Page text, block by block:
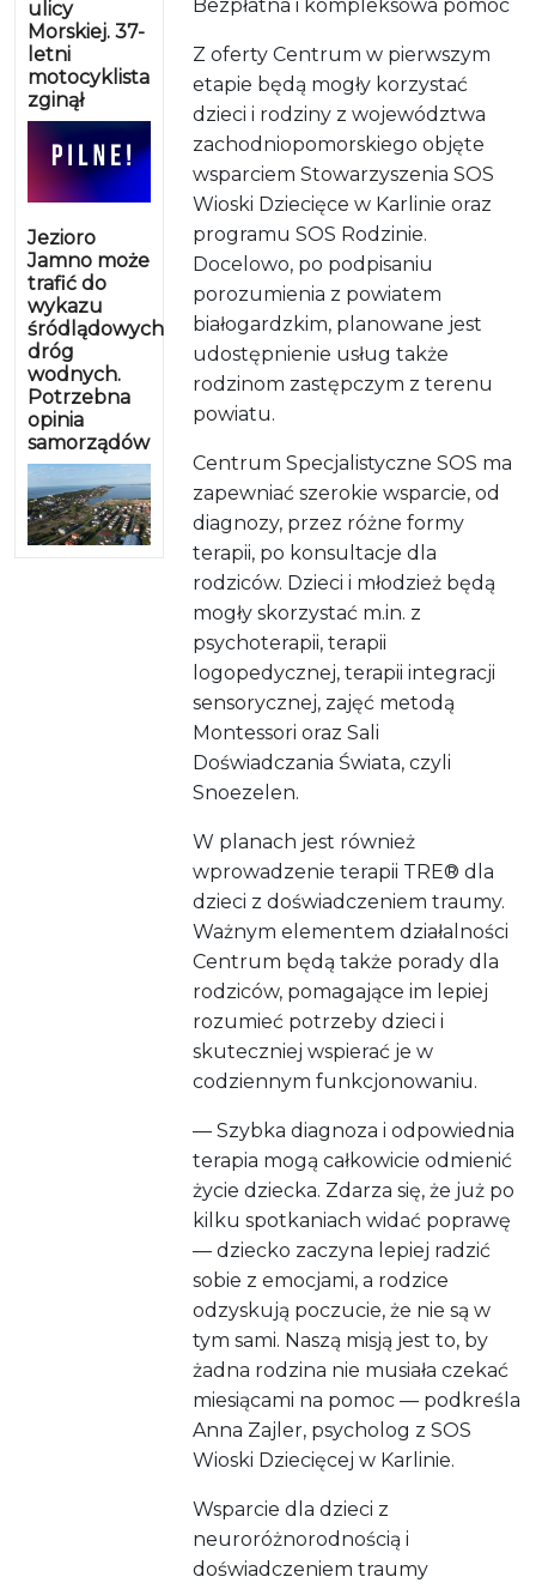
ulicy
Morskiej. 37-
letni
motocyklista
zginął
Jezioro
Jamno może
trafić do
wykazu
śródlądowych
dróg
wodnych.
Potrzebna
opinia
samorządów
Bezpłatna i kompleksowa pomoc
Z oferty Centrum w pierwszym
etapie będą mogły korzystać
dzieci i rodziny z województwa
zachodniopomorskiego objęte
wsparciem Stowarzyszenia SOS
Wioski Dziecięce w Karlinie oraz
programu SOS Rodzinie.
Docelowo, po podpisaniu
porozumienia z powiatem
białogardzkim, planowane jest
udostępnienie usług także
rodzinom zastępczym z terenu
powiatu.
Centrum Specjalistyczne SOS ma
zapewniać szerokie wsparcie, od
diagnozy, przez różne formy
terapii, po konsultacje dla
rodziców. Dzieci i młodzież będą
mogły skorzystać m.in. z
psychoterapii, terapii
logopedycznej, terapii integracji
sensorycznej, zajęć metodą
Montessori oraz Sali
Doświadczania Świata, czyli
Snoezelen.
W planach jest również
wprowadzenie terapii TRE® dla
dzieci z doświadczeniem traumy.
Ważnym elementem działalności
Centrum będą także porady dla
rodziców, pomagające im lepiej
rozumieć potrzeby dzieci i
skuteczniej wspierać je w
codziennym funkcjonowaniu.
— Szybka diagnoza i odpowiednia
terapia mogą całkowicie odmienić
życie dziecka. Zdarza się, że już po
kilku spotkaniach widać poprawę
— dziecko zaczyna lepiej radzić
sobie z emocjami, a rodzice
odzyskują poczucie, że nie są w
tym sami. Naszą misją jest to, by
żadna rodzina nie musiała czekać
miesiącami na pomoc — podkreśla
Anna Zajler, psycholog z SOS
Wioski Dziecięcej w Karlinie.
Wsparcie dla dzieci z
neuroróżnorodnością i
doświadczeniem traumy